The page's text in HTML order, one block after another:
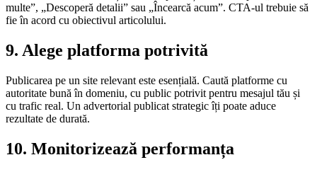
multe”, „Descoperă detalii” sau „Încearcă acum”. CTA-ul trebuie să
fie în acord cu obiectivul articolului.
9. Alege platforma potrivită
Publicarea pe un site relevant este esențială. Caută platforme cu
autoritate bună în domeniu, cu public potrivit pentru mesajul tău și
cu trafic real. Un advertorial publicat strategic îți poate aduce
rezultate de durată.
10. Monitorizează performanța